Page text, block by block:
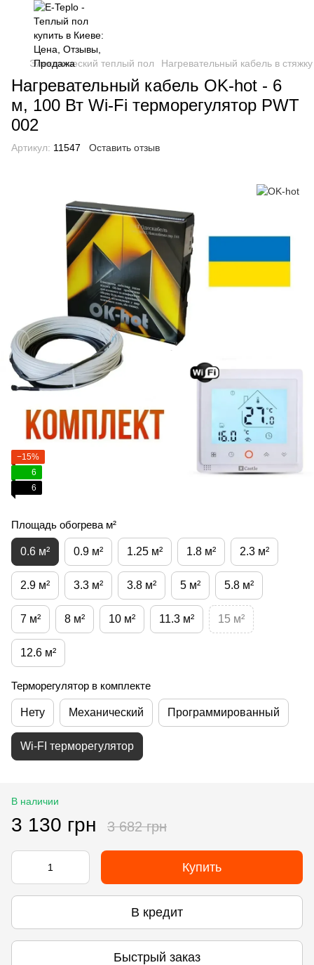
Электрический теплый пол Нагревательный кабель в стяжку
Нагревательный кабель OK-hot - 6
м, 100 Вт Wi-Fi терморегулятор PWT
002
Артикул: 11547 Оставить отзыв
−15%
6
6
Площадь обогрева м²
0.6 м² 0.9 м² 1.25 м² 1.8 м² 2.3 м²
2.9 м² 3.3 м² 3.8 м² 5 м² 5.8 м²
7 м² 8 м² 10 м² 11.3 м² 15 м²
12.6 м²
Терморегулятор в комплекте
Нету Механический Программированный
Wi-FI терморегулятор
В наличии
3 130 грн 3 682 грн
Купить
В кредит
Быстрый заказ